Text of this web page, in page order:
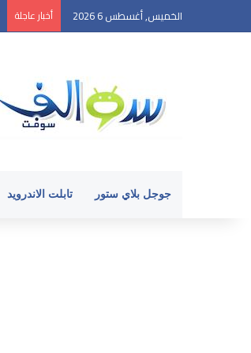
الخميس, أغسطس 6 2026 أخبار عاجلة
جوجل بلاي ستور تابلت الاندرويد